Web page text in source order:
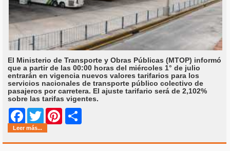
El Ministerio de Transporte y Obras Públicas (MTOP) informó
que a partir de las 00:00 horas del miércoles 1° de julio
entrarán en vigencia nuevos valores tarifarios para los
servicios nacionales de transporte público colectivo de
pasajeros por carretera. El ajuste tarifario será de 2,102%
sobre las tarifas vigentes.
Facebook
Twitter Pinterest
Leer más...